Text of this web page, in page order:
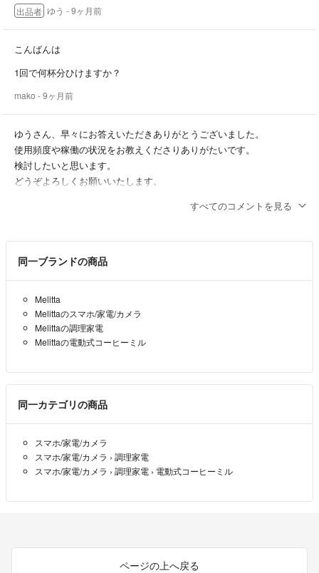
出品者 ゆう - 9ヶ月前
こんばんは
1回で何杯分ひけますか？
mako - 9ヶ月前
ゆうさん、早々にお答えいただきありがとうございました。
使用頻度や稼働の状況をお教えくださりありがたいです。
検討したいと思います。
どうぞよろしくお願いいたします。
ご連絡ありがとうございます。
おおよそ週に1回ぐらいです。
ご検討よろしくお願いします。
出品者 ゆう- 約1年前
ルに辿り着きました。
こちらのコーヒーミルについて、どのくらいの頻度でご使用しておら
れましたかお聞きしたいです。
よろしくお願いいたします。
- 約1年前
すべてのコメントを見る
同一ブランドの商品
Melitta
Melittaのスマホ/家電/カメラ
Melittaの調理家電
Melittaの電動式コーヒーミル
同一カテゴリの商品
スマホ/家電/カメラ
スマホ/家電/カメラ › 調理家電
スマホ/家電/カメラ › 調理家電 › 電動式コーヒーミル
ページの上へ戻る